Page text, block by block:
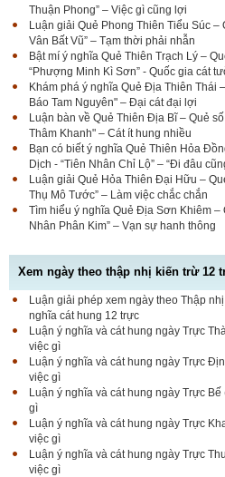
Thuận Phong” – Việc gì cũng lợi
Luận giải Quẻ Phong Thiên Tiểu Súc –
Vân Bất Vũ” – Tạm thời phải nhẫn
Bật mí ý nghĩa Quẻ Thiên Trạch Lý –
“Phượng Minh Kì Sơn” - Quốc gia cát
Khám phá ý nghĩa Quẻ Địa Thiên Thái
Báo Tam Nguyên" – Đại cát đại lợi
Luận bàn về Quẻ Thiên Địa Bĩ – Quẻ
Thâm Khanh" – Cát ít hung nhiều
Bạn có biết ý nghĩa Quẻ Thiên Hỏa
Dịch - “Tiên Nhân Chỉ Lộ” – “Đi đâu
Luận giải Quẻ Hỏa Thiên Đại Hữu –
Thụ Mô Tước” – Làm việc chắc chắn
Tìm hiểu ý nghĩa Quẻ Địa Sơn Khiêm –
Nhân Phân Kim” – Vạn sự hanh thông
Xem ngày theo thập nhị kiến trừ 12
Luận giải phép xem ngày theo Thập
nghĩa cát hung 12 trực
Luận ý nghĩa và cát hung ngày Trực
việc gì
Luận ý nghĩa và cát hung ngày Trực
việc gì
Luận ý nghĩa và cát hung ngày Trực
gì
Luận ý nghĩa và cát hung ngày Trực
việc gì
Luận ý nghĩa và cát hung ngày Trực
việc gì